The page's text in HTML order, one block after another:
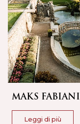
MAKS FABIANI
Leggi di più